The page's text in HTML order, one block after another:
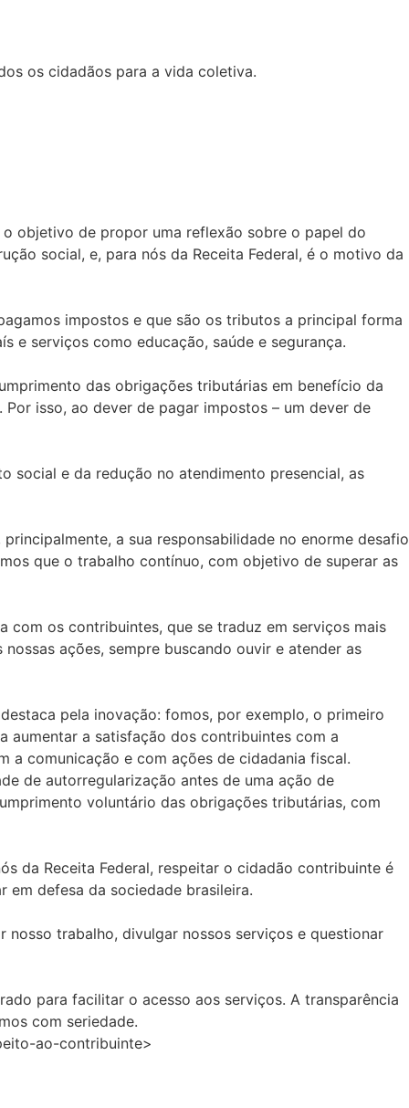
os cidadãos para a vida coletiva.
objetivo de propor uma reflexão sobre o papel do
social, e, para nós da Receita Federal, é o motivo da
impostos e que são os tributos a principal forma
e serviços como educação, saúde e segurança.
das obrigações tributárias em benefício da
isso, ao dever de pagar impostos – um dever de
social e da redução no atendimento presencial, as
a sua responsabilidade no enorme desafio
que o trabalho contínuo, com objetivo de superar as
com os contribuintes, que se traduz em serviços mais
ações, sempre buscando ouvir e atender as
pela inovação: fomos, por exemplo, o primeiro
aumentar a satisfação dos contribuintes com a
a comunicação e com ações de cidadania fiscal.
de autorregularização antes de uma ação de
voluntário das obrigações tributárias, com
da Receita Federal, respeitar o cidadão contribuinte é
defesa da sociedade brasileira.
trabalho, divulgar nossos serviços e questionar
para facilitar o acesso aos serviços. A transparência
com seriedade.
ao-contribuinte>